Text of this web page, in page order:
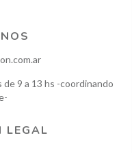
9 a 13 hs -coordinando
LEGAL